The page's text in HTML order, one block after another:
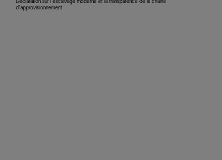
Déclaration sur l’esclavage moderne et la transparence de la chaîne
d’approvisionnement